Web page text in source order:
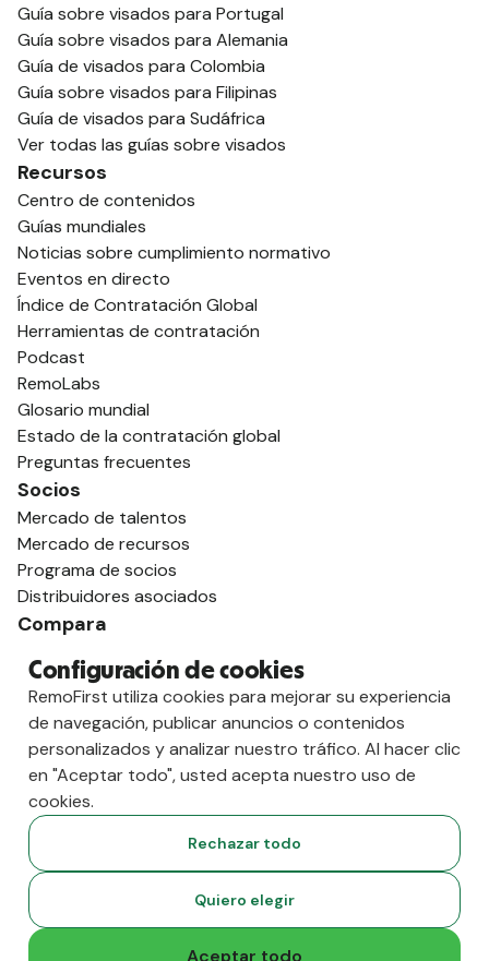
Guía sobre visados para Portugal
Guía sobre visados para Alemania
Guía de visados para Colombia
Guía sobre visados para Filipinas
Guía de visados para Sudáfrica
Ver todas las guías sobre visados
Recursos
Centro de contenidos
Guías mundiales
Noticias sobre cumplimiento normativo
Eventos en directo
Índice de Contratación Global
Herramientas de contratación
Podcast
RemoLabs
Glosario mundial
Estado de la contratación global
Preguntas frecuentes
Socios
Mercado de talentos
Mercado de recursos
Programa de socios
Distribuidores asociados
Compara
vs. Remoto
vs. Ostra
vs. Multiplicador
Configuración de cookies
RemoFirst utiliza cookies para mejorar su experiencia
de navegación, publicar anuncios o contenidos
personalizados y analizar nuestro tráfico. Al hacer clic
en "Aceptar todo", usted acepta nuestro uso de
cookies.
Rechazar todo
Quiero elegir
Aceptar todo